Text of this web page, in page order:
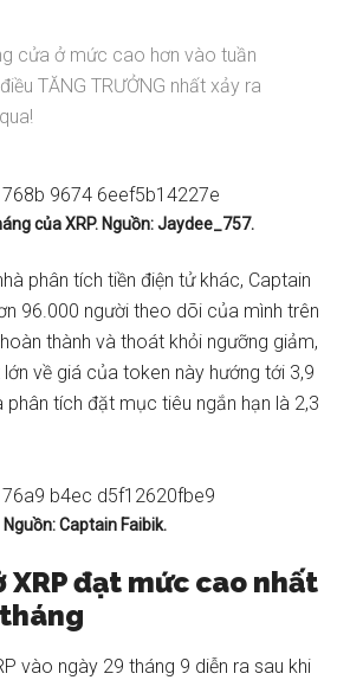
cửa ở mức cao hơn vào tuần
TĂNG TRƯỞNG nhất xảy ra
của XRP. Nguồn: Jaydee_757.
phân tích tiền điện tử khác, Captain
96.000 người theo dõi của mình trên
thành và thoát khỏi ngưỡng giảm,
về giá của token này hướng tới 3,9
phân tích đặt mục tiêu ngắn hạn là 2,3
Nguồn: Captain Faibik.
XRP đạt mức cao nhất
vào ngày 29 tháng 9 diễn ra sau khi